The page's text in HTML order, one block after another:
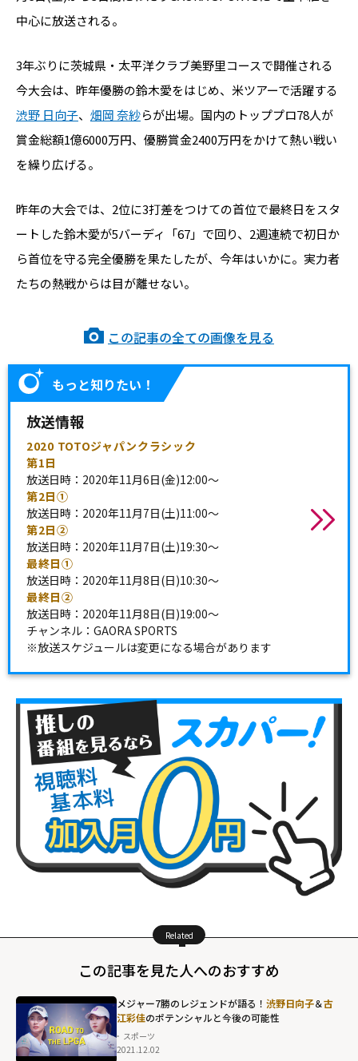
中心に放送される。
3年ぶりに茨城県・太平洋クラブ美野里コースで開催される
今大会は、昨年優勝の鈴木愛をはじめ、米ツアーで活躍する
渋野 日向子、 畑岡 奈紗らが出場。国内のトッププロ78人が
賞金総額1億6000万円、優勝賞金2400万円をかけて熱い戦い
を繰り広げる。
昨年の大会では、2位に3打差をつけての首位で最終日をスタ
ートした鈴木愛が5バーディ「67」で回り、2週連続で初日か
ら首位を守る完全優勝を果たしたが、今年はいかに。実力者
たちの熱戦からは目が離せない。
この記事の全ての画像を見る
もっと知りたい！
放送情報
2020 TOTOジャパンクラシック
第1日
放送日時：2020年11月6日(金)12:00〜
第2日①
放送日時：2020年11月7日(土)11:00〜
第2日②
放送日時：2020年11月7日(土)19:30〜
最終日①
放送日時：2020年11月8日(日)10:30〜
最終日②
放送日時：2020年11月8日(日)19:00〜
チャンネル：GAORA SPORTS
※放送スケジュールは変更になる場合があります
Related
この記事を見た人へのおすすめ
メジャー7勝のレジェンドが語る！ 渋野日向子＆古
江彩佳のポテンシャルと今後の可能性
スポーツ
2021.12.02